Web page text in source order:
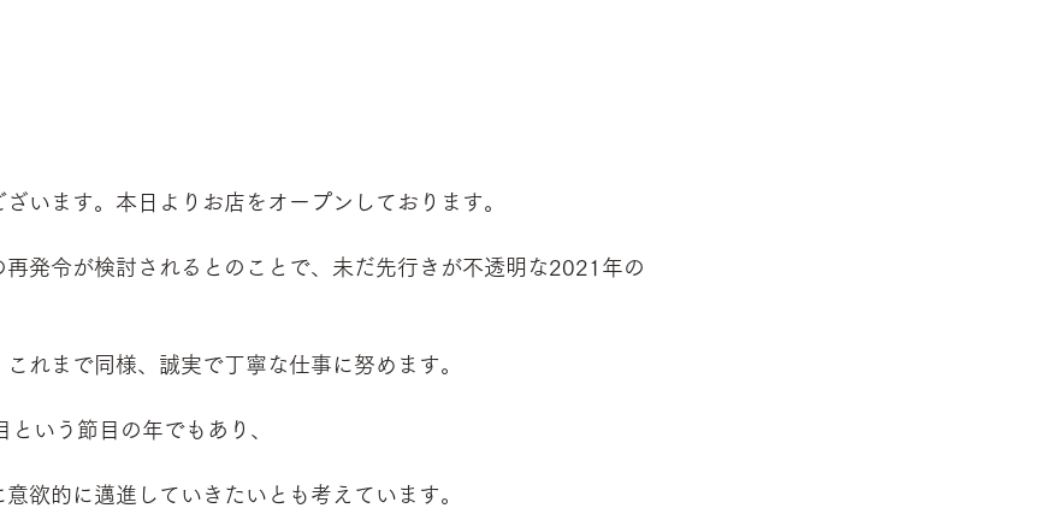
います。本日よりお店をオープンしております。
発令が検討されるとのことで、未だ先行きが不透明な2021年の
れまで同様、誠実で丁寧な仕事に努めます。
いう節目の年でもあり、
欲的に邁進していきたいとも考えています。